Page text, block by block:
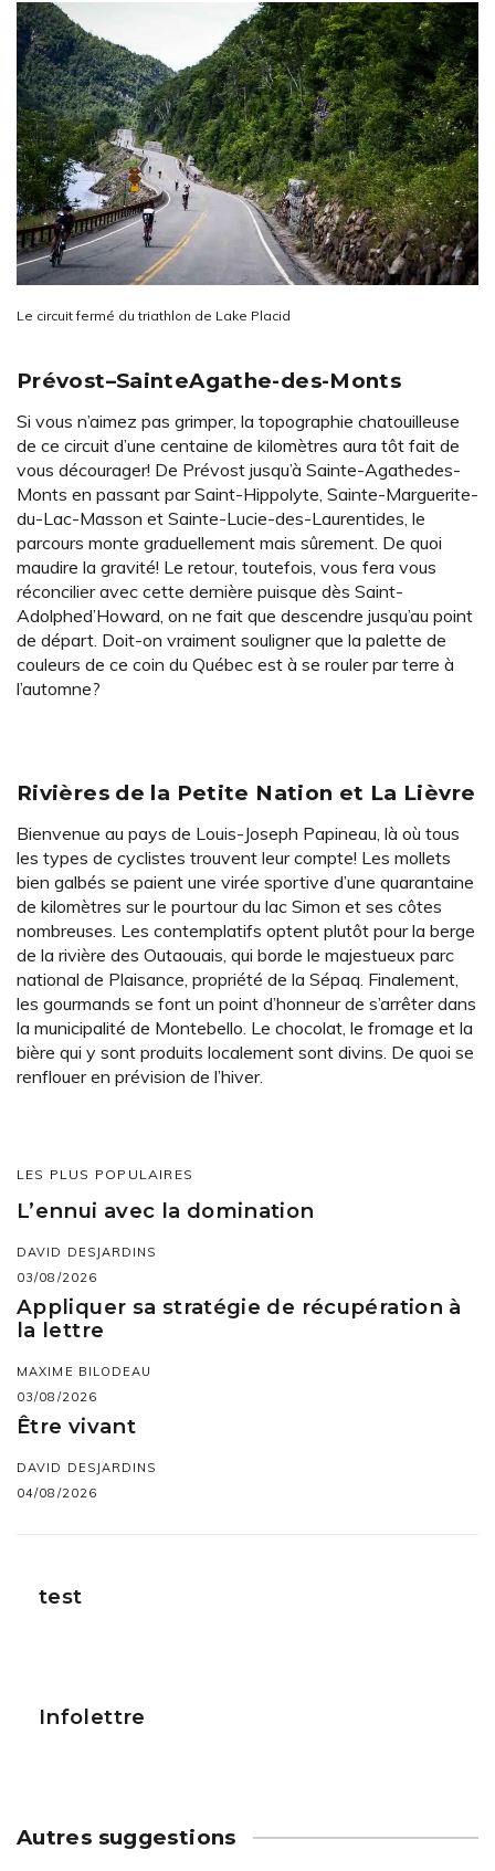
Le circuit fermé du triathlon de Lake Placid
Prévost–SainteAgathe-des-Monts
Si vous n’aimez pas grimper, la topographie chatouilleuse
de ce circuit d’une centaine de kilomètres aura tôt fait de
vous décourager! De Prévost jusqu’à Sainte-Agathedes-
Monts en passant par Saint-Hippolyte, Sainte-Marguerite-
du-Lac-Masson et Sainte-Lucie-des-Laurentides, le
parcours monte graduellement mais sûrement. De quoi
maudire la gravité! Le retour, toutefois, vous fera vous
réconcilier avec cette dernière puisque dès Saint-
Adolphed’Howard, on ne fait que descendre jusqu’au point
de départ. Doit-on vraiment souligner que la palette de
couleurs de ce coin du Québec est à se rouler par terre à
l’automne?
Rivières de la Petite Nation et La Lièvre
Bienvenue au pays de Louis-Joseph Papineau, là où tous
les types de cyclistes trouvent leur compte! Les mollets
bien galbés se paient une virée sportive d’une quarantaine
de kilomètres sur le pourtour du lac Simon et ses côtes
nombreuses. Les contemplatifs optent plutôt pour la berge
de la rivière des Outaouais, qui borde le majestueux parc
national de Plaisance, propriété de la Sépaq. Finalement,
les gourmands se font un point d’honneur de s’arrêter dans
la municipalité de Montebello. Le chocolat, le fromage et la
bière qui y sont produits localement sont divins. De quoi se
renflouer en prévision de l’hiver.
LES PLUS POPULAIRES
L’ennui avec la domination
DAVID DESJARDINS
03/08/2026
Appliquer sa stratégie de récupération à
la lettre
MAXIME BILODEAU
03/08/2026
Être vivant
DAVID DESJARDINS
04/08/2026
test
Infolettre
Autres suggestions